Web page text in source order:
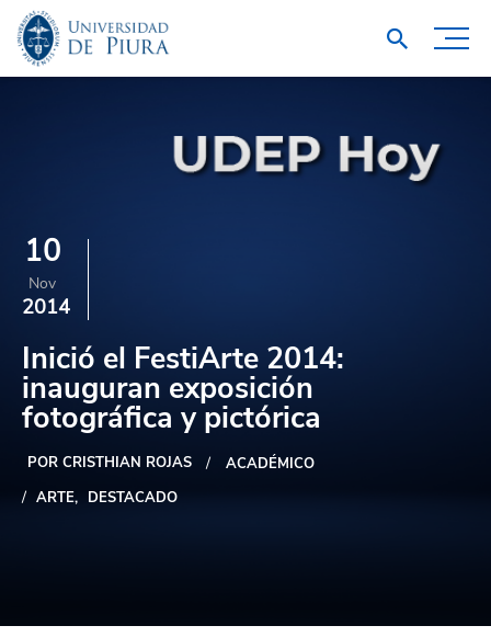
10
Nov
2014
Inició el FestiArte 2014:
inauguran exposición
fotográfica y pictórica
POR CRISTHIAN ROJAS
ACADÉMICO
ARTE
DESTACADO